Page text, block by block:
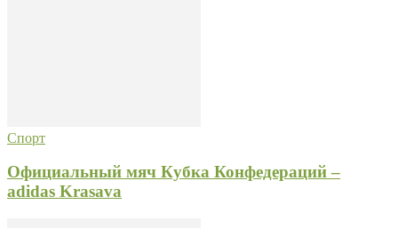
Спорт
Официальный мяч Кубка Конфедераций –
adidas Krasava